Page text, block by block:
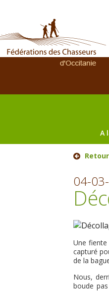
A
04-
Une fiente
capturé
de la
Nous,
boude